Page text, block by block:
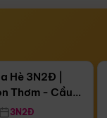
Hè 3N2Đ |
Thơm - Cầu
Aquatopia
3N2Đ